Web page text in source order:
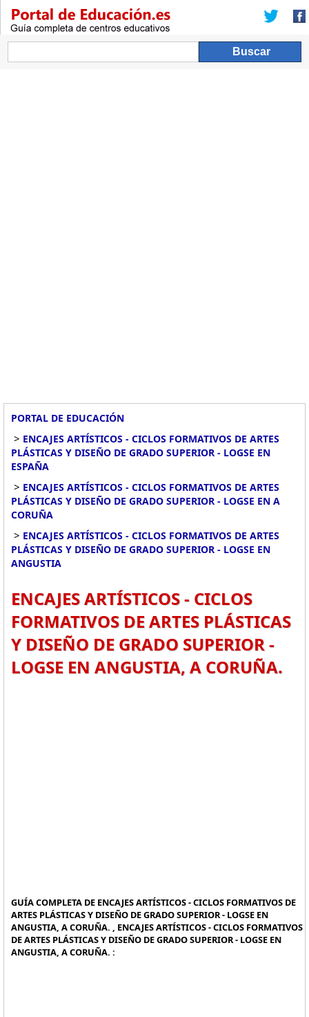
PORTAL DE EDUCACIÓN
> ENCAJES ARTÍSTICOS - CICLOS FORMATIVOS DE ARTES
PLÁSTICAS Y DISEÑO DE GRADO SUPERIOR - LOGSE EN
ESPAÑA
> ENCAJES ARTÍSTICOS - CICLOS FORMATIVOS DE ARTES
PLÁSTICAS Y DISEÑO DE GRADO SUPERIOR - LOGSE EN A
CORUÑA
> ENCAJES ARTÍSTICOS - CICLOS FORMATIVOS DE ARTES
PLÁSTICAS Y DISEÑO DE GRADO SUPERIOR - LOGSE EN
ANGUSTIA
ENCAJES ARTÍSTICOS - CICLOS
FORMATIVOS DE ARTES PLÁSTICAS
Y DISEÑO DE GRADO SUPERIOR -
LOGSE EN ANGUSTIA, A CORUÑA.
GUÍA COMPLETA DE ENCAJES ARTÍSTICOS - CICLOS FORMATIVOS DE
ARTES PLÁSTICAS Y DISEÑO DE GRADO SUPERIOR - LOGSE EN
ANGUSTIA, A CORUÑA. , ENCAJES ARTÍSTICOS - CICLOS FORMATIVOS
DE ARTES PLÁSTICAS Y DISEÑO DE GRADO SUPERIOR - LOGSE EN
ANGUSTIA, A CORUÑA. :